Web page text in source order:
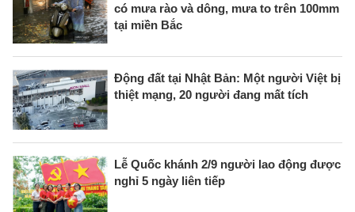
có mưa rào và dông, mưa to trên 100mm
tại miền Bắc
Động đất tại Nhật Bản: Một người Việt bị
thiệt mạng, 20 người đang mất tích
Lễ Quốc khánh 2/9 người lao động được
nghỉ 5 ngày liên tiếp